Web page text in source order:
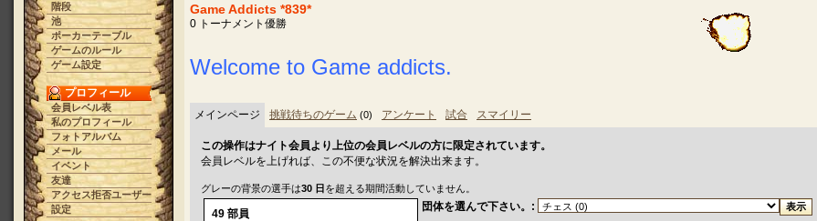
階段
池
ポーカーテーブル
ゲームのルール
ゲーム設定
プロフィール
会員レベル表
私のプロフィール
フォトアルバム
メール
イベント
友達
アクセス拒否ユーザー
設定
Game Addicts *839*
0 トーナメント優勝
Welcome to Game addicts.
メインページ 挑戦待ちのゲーム (0) アンケート 試合 スマイリー
この操作はナイト会員より上位の会員レベルの方に限定されています。
会員レベルを上げれば、この不便な状況を解決出来ます。
グレーの背景の選手は30 日 を超える期間活動していません。
49 部員
団体を選んで下さい。: